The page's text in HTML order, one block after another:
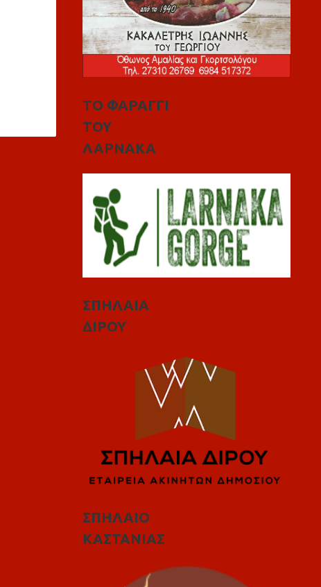
ΤΟ ΦΑΡΑΓΓΙ
ΤΟΥ
ΛΑΡΝΑΚΑ
ΣΠΗΛΑΙΑ
ΔΙΡΟΥ
ΣΠΗΛΑΙΟ
ΚΑΣΤΑΝΙΑΣ